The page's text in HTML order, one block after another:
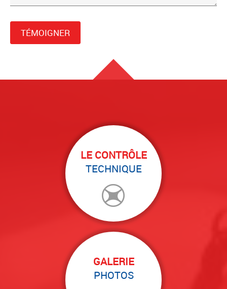
TÉMOIGNER
LE CONTRÔLE
TECHNIQUE
GALERIE
PHOTOS